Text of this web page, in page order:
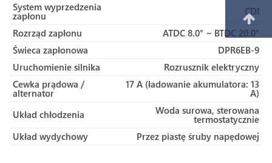
System wyprzedzenia
zapłonu
CDI
Rozrząd zapłonu
ATDC 8.0° ~ BTDC 20.0°
Świeca zapłonowa
DPR6EB-9
Uruchomienie silnika
Rozrusznik elektryczny
Cewka prądowa /
alternator
17 A (ładowanie akumulatora: 13
A)
Układ chłodzenia
Woda surowa, sterowana
termostatycznie
Układ wydychowy
Przez piastę śruby napędowej